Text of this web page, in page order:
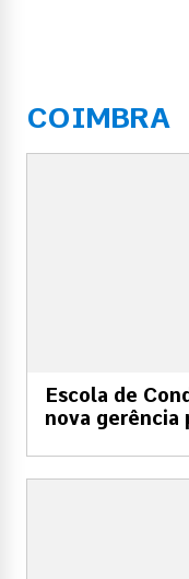
COIMBRA
Escola de
nova gerência